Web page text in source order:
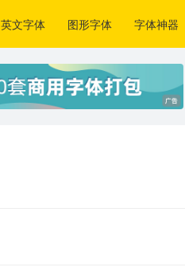
英文字体 图形字体 字体神器